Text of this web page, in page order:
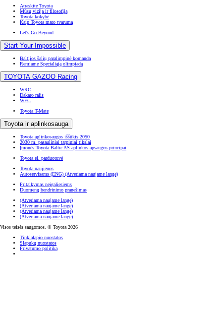
Atraskite Toyota
Mūsų vizija ir filosofija
Toyota kokybė
Kaip Toyota mato tvarumą
Let's Go Beyond
Start Your Impossible
Baltijos šalių paralimpinė komanda
Remiame Specialiąją olimpiadą
TOYOTA GAZOO Racing
WRC
Dakaro ralis
WEC
Toyota T-Mate
Toyota ir aplinkosauga
Toyota aplinkosaugos iššūkis 2050
2030 m. pasauliniai tarpiniai tikslai
Įmonės Toyota Baltic AS aplinkos apsaugos principai
Toyota el. parduotuvė
Toyota naujienos
Autoservisams (ENG) (Atveriama naujame lange)
Pritaikymas neįgaliesiems
Duomenų bendrinimo pranešimas
(Atveriama naujame lange)
(Atveriama naujame lange)
(Atveriama naujame lange)
(Atveriama naujame lange)
Visos teisės saugomos. © Toyota 2026
Tinklalapio nuostatos
Slapukų nuostatos
Privatumo politika